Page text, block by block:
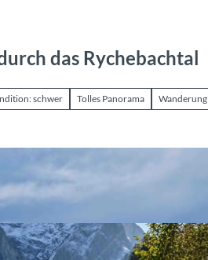
das Rychebachtal
schwer Tolles Panorama Wanderung